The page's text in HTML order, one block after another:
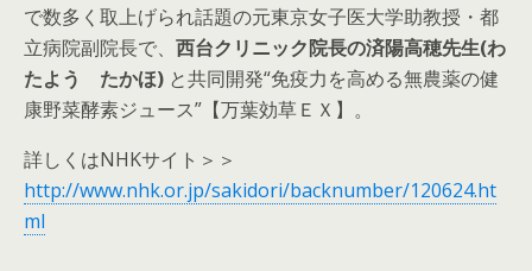
で数多く取上げられ話題の元東京女子医大学助教授・都
立病院副院長で、 西台クリニック院長の済陽高穂先生(わ
たよう たかほ) と共同開発“免疫力を高める無農薬の健
康野菜酵素ジュース”【万葉効草ＥＸ】。
詳しくはNHKサイト＞＞
http://www.nhk.or.jp/sakidori/backnumber/120624.ht
ml